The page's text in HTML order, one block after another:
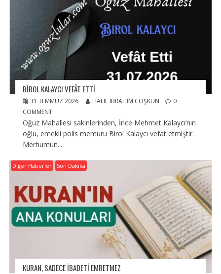
BIROL KALAYCI VEFÂT ETTI
31 TEMMUZ 2026 HALIL İBRAHIM COŞKUN
0
COMMENT
Oğuz Mahallesi sakinlerinden, İnce Mehmet Kalaycı’nın
oğlu, emekli polis memuru Birol Kalaycı vefat etmiştir.
Merhumun...
Diğer Haberler Son Dakika
KURAN, SADECE İBADETİ EMRETMEZ